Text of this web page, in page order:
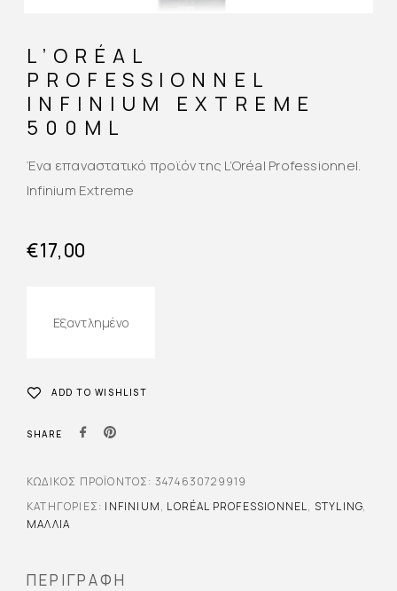
L’ORÉAL
PROFESSIONNEL
INFINIUM EXTREME
500ML
Ένα επαναστατικό προϊόν της L’Oréal Professionnel.
Infinium Extreme
€17,00
Εξαντλημένο
ADD TO WISHLIST
SHARE
ΠΕΡΙΓΡΑΦΉ
ΚΩΔΙΚΌΣ ΠΡΟΪΌΝΤΟΣ: 3474630729919
ΚΑΤΗΓΟΡΊΕΣ: INFINIUM, LORÉAL PROFESSIONNEL, STYLING,
ΜΑΛΛΙΆ